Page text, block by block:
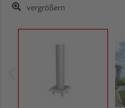
vergrößern